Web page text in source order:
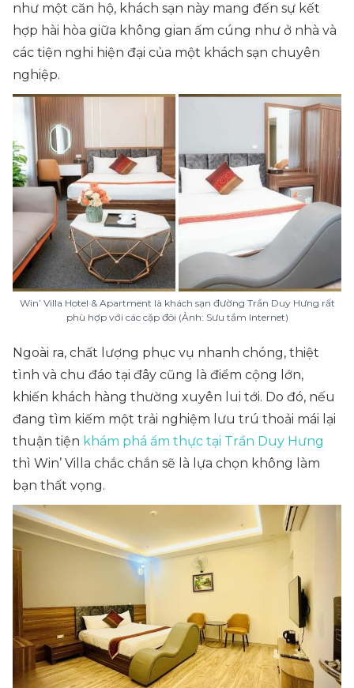
như một căn hộ, khách sạn này mang đến sự kết
hợp hài hòa giữa không gian ấm cúng như ở nhà và
các tiện nghi hiện đại của một khách sạn chuyên
nghiệp.
Win’ Villa Hotel & Apartment là khách sạn đường Trần Duy Hưng rất
phù hợp với các cặp đôi (Ảnh: Sưu tầm Internet)
Ngoài ra, chất lượng phục vụ nhanh chóng, thiệt
tình và chu đáo tại đây cũng là điểm cộng lớn,
khiến khách hàng thường xuyên lui tới. Do đó, nếu
đang tìm kiếm một trải nghiệm lưu trú thoải mái lại
thuận tiện khám phá ẩm thực tại Trần Duy Hưng
thì Win’ Villa chắc chắn sẽ là lựa chọn không làm
bạn thất vọng.